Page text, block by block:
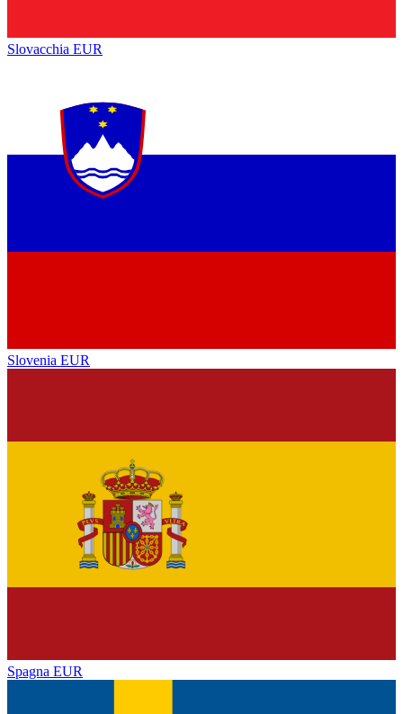
Slovacchia EUR
Slovenia EUR
Spagna EUR